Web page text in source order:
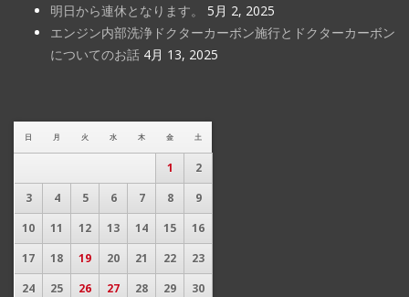
明日から連休となります。
5月 2, 2025
エンジン内部洗浄ドクターカーボン施行とドクターカーボン
についてのお話 4月 13, 2025
日 月 火 水 木 金 土
1
2
3
4 5 6 7 8
9
10
11 12 13 14 15
16
17
18 19 20 21 22
23
24
25 26 27 28 29 30